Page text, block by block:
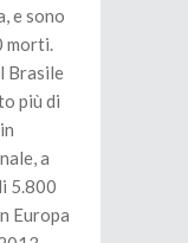
e sono
morti.
Brasile
più di
a
5.800
Europa